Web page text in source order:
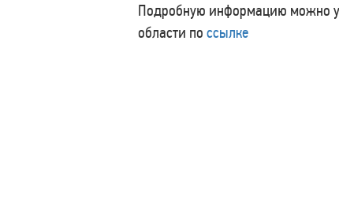
Подробную информацию можно
области по ссылке